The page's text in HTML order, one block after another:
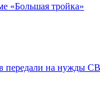
«Большая тройка»
передали на нужды